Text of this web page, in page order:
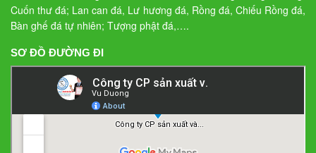
Cuốn thư đá; Lan can đá, Lư hương đá, Rồng đá, Chiếu Rồng đá,
Bàn ghế đá tự nhiên; Tượng phật đá,….
SƠ ĐỒ ĐƯỜNG ĐI